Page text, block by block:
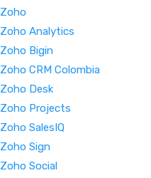
Zoho
Zoho Analytics
Zoho Bigin
Zoho CRM Colombia
Zoho Desk
Zoho Projects
Zoho SalesIQ
Zoho Sign
Zoho Social